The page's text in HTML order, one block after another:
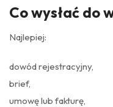
Co wysłać do
Najlepiej:
dowód rejestracyjny,
brief,
umowę lub fakturę,